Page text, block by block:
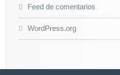
Feed de comentarios
WordPress.org